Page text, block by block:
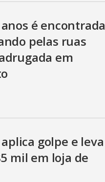
é encontrada
pelas ruas
em
golpe e leva
mil em loja de